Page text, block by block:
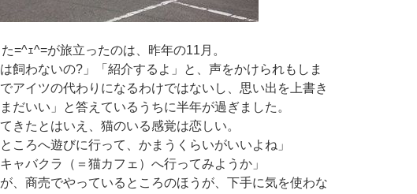
=^ｪ^=が旅立ったのは、昨年の11月。
飼わないの?」「紹介するよ」と、声をかけられもしま
アイツの代わりになるわけではないし、思い出を上書き
だいい」と答えているうちに半年が過ぎました。
きたとはいえ、猫のいる感覚は恋しい。
ころへ遊びに行って、かまうくらいがいいよね」
ャバクラ（＝猫カフェ）へ行ってみようか」
、商売でやっているところのほうが、下手に気を使わな